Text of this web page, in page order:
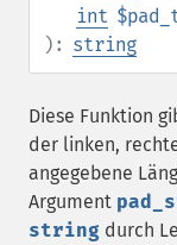
int
): string
Diese Funktion
der linken,
angegebene
Argument
string durch